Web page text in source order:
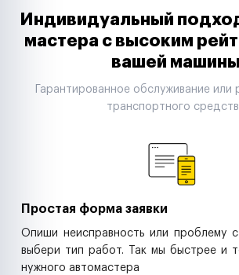
Таксопарки
Автодилеры
Строительные компании
Аренда спецтехники
Индивидуальный
мастера с высоким
вашей машины
Гарантированное обслуживание или
транспортного
Простая форма заявки
Опиши неисправность или проблему
выбери тип работ. Так мы быстрее и
нужного автомастера